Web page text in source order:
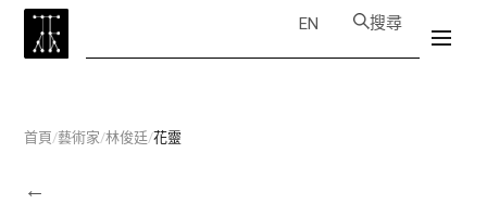
EN 搜尋
首頁/藝術家/林俊廷/花靈
←